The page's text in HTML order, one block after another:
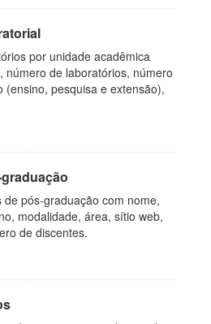
por unidade acadêmica
número de laboratórios, número
(ensino, pesquisa e extensão),
pós-graduação com nome,
modalidade, área, sítio web,
de discentes.